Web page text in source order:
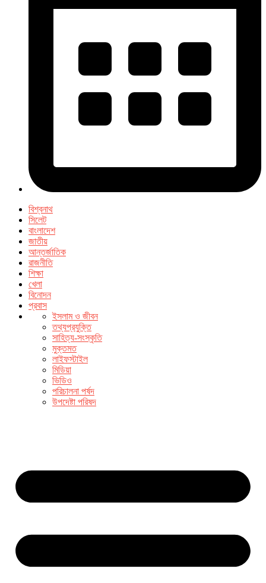
বিশ্বনাথ
সিলেট
বাংলাদেশ
জাতীয়
আন্তর্জাতিক
রাজনীতি
শিক্ষা
খেলা
বিনোদন
প্রবাস
ইসলাম ও জীবন
তথ্যপ্রযুক্তি
সাহিত্য-সংস্কৃতি
মুক্তমত
লাইফস্টাইল
মিডিয়া
ভিডিও
পরিচালনা পর্ষদ
উপদেষ্টা পরিষদ